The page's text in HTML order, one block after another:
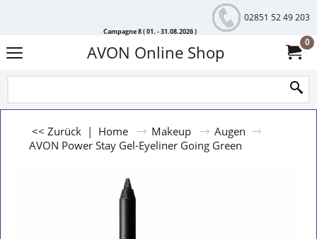
Campagne 8 ( 01. - 31.08.2026 )
02851 52 49 203
AVON Online Shop 0
<< Zurück | Home Makeup
Augen
AVON Power Stay Gel-Eyeliner Going Green